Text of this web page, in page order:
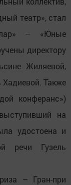
театр», стал
– «Юные
директору
Жиляевой,
Хадиевой. Также
конферанс»)
на
удостоена и
речи Гузель
– Гран-при